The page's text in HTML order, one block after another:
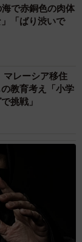
で赤銅色の肉体
「ばり渋いで
マレーシア移住
教育考え「小学
挑戦」